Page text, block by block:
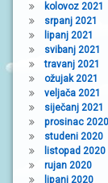
kolovoz 2021
srpanj 2021
lipanj 2021
svibanj 2021
travanj 2021
ožujak 2021
veljača 2021
siječanj 2021
prosinac 2020
studeni 2020
listopad 2020
rujan 2020
lipanj 2020